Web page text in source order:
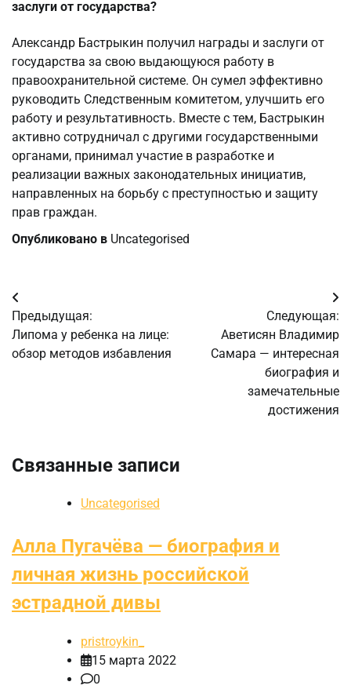
заслуги от государства?
Александр Бастрыкин получил награды и заслуги от
государства за свою выдающуюся работу в
правоохранительной системе. Он сумел эффективно
руководить Следственным комитетом, улучшить его
работу и результативность. Вместе с тем, Бастрыкин
активно сотрудничал с другими государственными
органами, принимал участие в разработке и
реализации важных законодательных инициатив,
направленных на борьбу с преступностью и защиту
прав граждан.
Опубликовано в Uncategorised
Навигация
по
записям
Предыдущая:
Липома у ребенка на лице:
обзор методов избавления
Следующая:
Аветисян Владимир
Самара — интересная
биография и
замечательные
достижения
Связанные записи
Uncategorised
Алла Пугачёва — биография и
личная жизнь российской
эстрадной дивы
pristroykin_
15 марта 2022
0